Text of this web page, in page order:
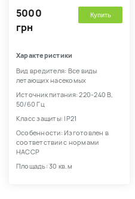
5000
грн
Купить
Характеристики
Вид вредителя: Все виды
летающих насекомых
Источник питания: 220-240 В,
50/60 Гц
Класс защиты: IP21
Особенности: Изготовлен в
соответствии с нормами
HACCP
Площадь: 30 кв.м